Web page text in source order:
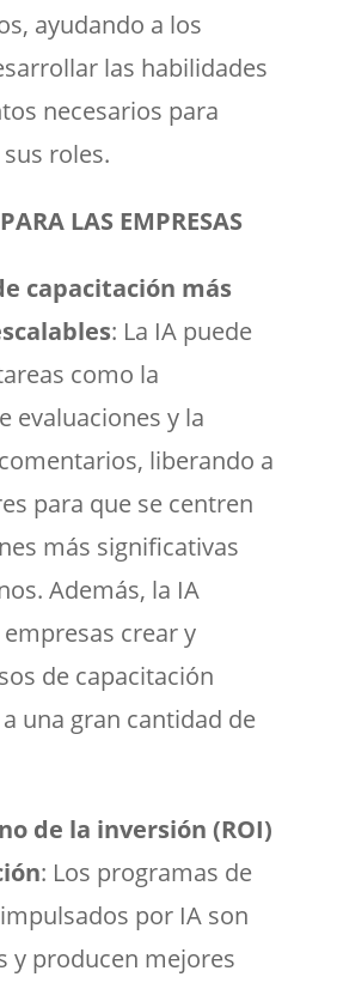
ayudando a los
las habilidades
necesarios para
roles.
LAS EMPRESAS
capacitación más
: La IA puede
como la
evaluaciones y la
liberando a
para que se centren
más significativas
Además, la IA
crear y
de capacitación
una gran cantidad de
de la inversión (ROI)
: Los programas de
por IA son
y producen mejores